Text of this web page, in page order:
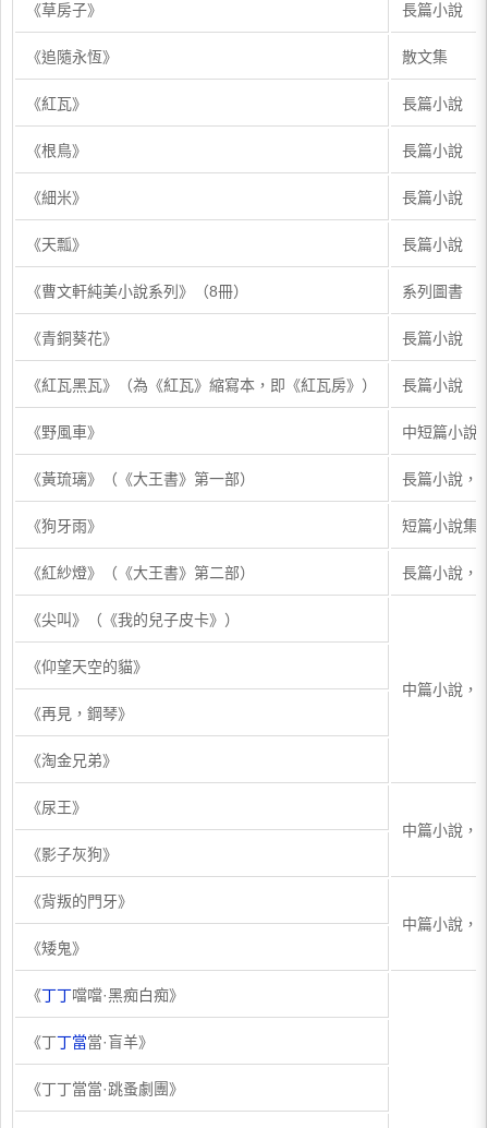
《草房子》 長篇小說
《追隨永恆》 散文集
《紅瓦》 長篇小說
《根鳥》 長篇小說
《細米》 長篇小說
《天瓢》 長篇小說
《曹文軒純美小說系列》（8冊） 系列圖書
《青銅葵花》 長篇小說
《紅瓦黑瓦》（為《紅瓦》縮寫本，即《紅瓦房》） 長篇小說
《野風車》 中短篇小說
《黃琉璃》（《大王書》第一部） 長篇小說，
《狗牙雨》 短篇小說集
《紅紗燈》（《大王書》第二部） 長篇小說，
《尖叫》（《我的兒子皮卡》）
中篇小說，
《仰望天空的貓》
《再見，鋼琴》
《淘金兄弟》
《尿王》
中篇小說，
《影子灰狗》
《背叛的門牙》
中篇小說，
《矮鬼》
《丁丁噹噹·黑痴白痴》
《丁丁當當·盲羊》
《丁丁當當·跳蚤劇團》